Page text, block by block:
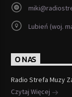
Lubień (woj.
O NAS
Radio Strefa Muzy
Czytaj Więcej